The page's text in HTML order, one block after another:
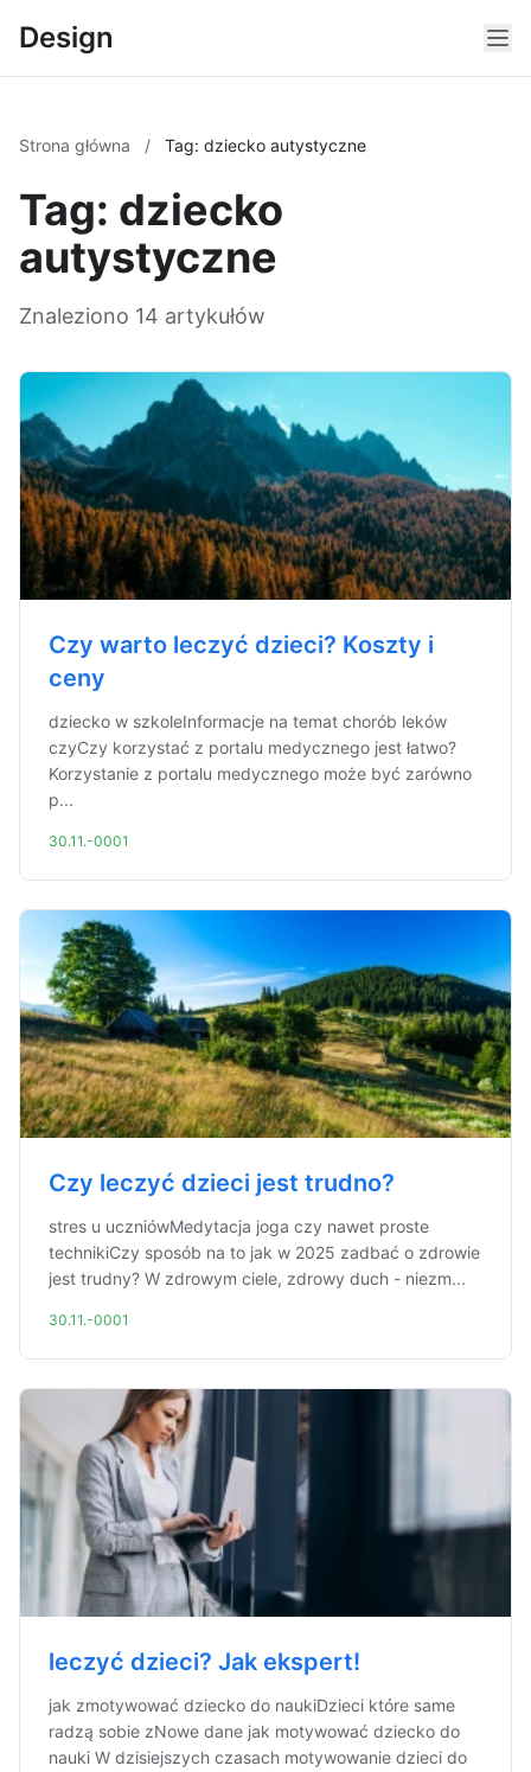
Design
Strona główna / Tag: dziecko autystyczne
Tag: dziecko
autystyczne
Znaleziono 14 artykułów
Czy warto leczyć dzieci? Koszty i
ceny
dziecko w szkoleInformacje na temat chorób leków
czyCzy korzystać z portalu medycznego jest łatwo?
Korzystanie z portalu medycznego może być zarówno
p...
30.11.-0001
Czy leczyć dzieci jest trudno?
stres u uczniówMedytacja joga czy nawet proste
technikiCzy sposób na to jak w 2025 zadbać o zdrowie
jest trudny? W zdrowym ciele, zdrowy duch - niezm...
30.11.-0001
leczyć dzieci? Jak ekspert!
jak zmotywować dziecko do naukiDzieci które same
radzą sobie zNowe dane jak motywować dziecko do
nauki W dzisiejszych czasach motywowanie dzieci do